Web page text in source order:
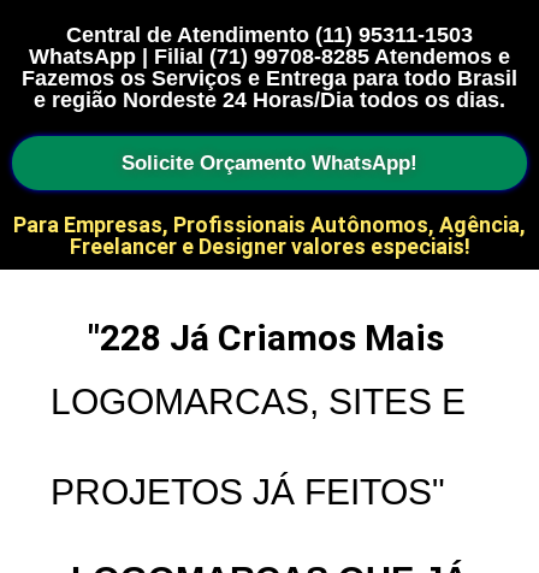
Central de Atendimento (11) 95311-1503
WhatsApp | Filial (71) 99708-8285 Atendemos e
Fazemos os Serviços e Entrega para todo Brasil
e região Nordeste 24 Horas/Dia todos os dias.
Solicite Orçamento WhatsApp!
Para Empresas, Profissionais Autônomos, Agência,
Freelancer e Designer valores especiais!
LOGOMARCAS, SITES E
PROJETOS JÁ FEITOS"
"228 Já Criamos Mais